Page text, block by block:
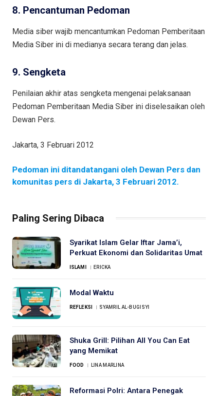
8. Pencantuman Pedoman
Media siber wajib mencantumkan Pedoman Pemberitaan
Media Siber ini di medianya secara terang dan jelas.
9. Sengketa
Penilaian akhir atas sengketa mengenai pelaksanaan
Pedoman Pemberitaan Media Siber ini diselesaikan oleh
Dewan Pers.
Jakarta, 3 Februari 2012
Pedoman ini ditandatangani oleh Dewan Pers dan
komunitas pers di Jakarta, 3 Februari 2012.
Paling Sering Dibaca
Syarikat Islam Gelar Iftar Jama’i,
Perkuat Ekonomi dan Solidaritas Umat
ISLAMI ERICKA
Modal Waktu
REFLEKSI SYAMRIL AL-BUGISYI
Shuka Grill: Pilihan All You Can Eat
yang Memikat
FOOD LINA MARLINA
Reformasi Polri: Antara Penegak